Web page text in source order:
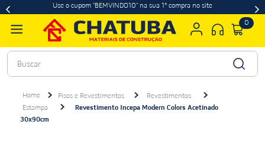
Use o cupom "BEMVINDO10" na sua 1ª compra no site
0
Buscar
Pisos e Revestimentos
Revestimentos
Estampa
Revestimento Incepa Modern Colors Acetinado
30x90cm